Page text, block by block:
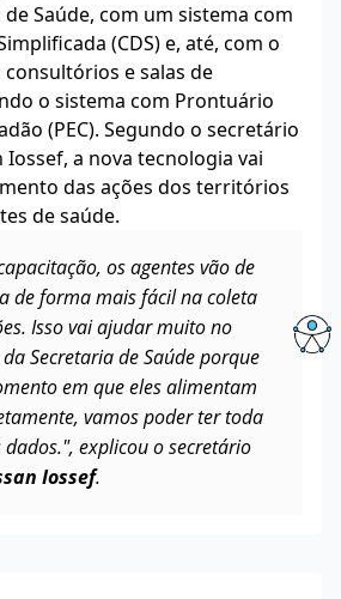
de Saúde, com um sistema com
(CDS) e, até, com o
e salas de
o sistema com Prontuário
(PEC). Segundo o secretário
Iossef, a nova tecnologia vai
das ações dos territórios
de saúde.
os agentes vão de
de forma mais fácil na coleta
Isso vai ajudar muito no
Secretaria de Saúde porque
em que eles alimentam
vamos poder ter toda
explicou o secretário
Iossef.